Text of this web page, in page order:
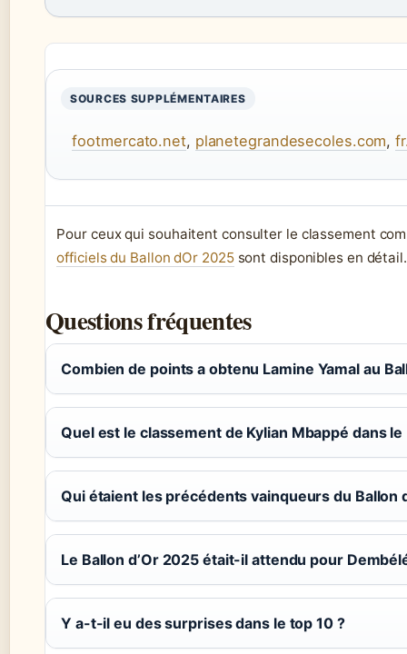
SOURCES SUPPLÉMENTAIRES
footmercato.net, planetegrandesecoles.com,
Pour ceux qui souhaitent consulter le classement
officiels du Ballon dOr 2025sont disponibles en détail.
Questions fréquentes
Combien de points a obtenu Lamine Yamal au
Quel est le classement de Kylian Mbappé dans le
Qui étaient les précédents vainqueurs du Ballon
Le Ballon d’Or 2025 était-il attendu pour
Y a-t-il eu des surprises dans le top 10 ?